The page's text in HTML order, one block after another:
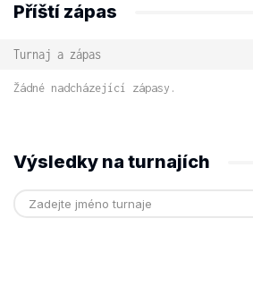
Příští zápas
Turnaj a zápas
Žádné nadcházející zápasy.
Výsledky na turnajích